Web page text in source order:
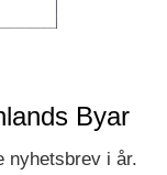
Byar
nyhetsbrev i år.